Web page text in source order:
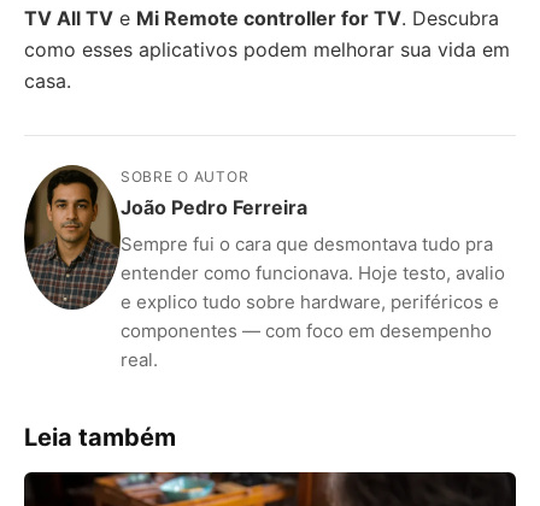
TV All TV e Mi Remote controller for TV. Descubra
como esses aplicativos podem melhorar sua vida em
casa.
SOBRE O AUTOR
João Pedro Ferreira
Sempre fui o cara que desmontava tudo pra
entender como funcionava. Hoje testo, avalio
e explico tudo sobre hardware, periféricos e
componentes — com foco em desempenho
real.
Leia também